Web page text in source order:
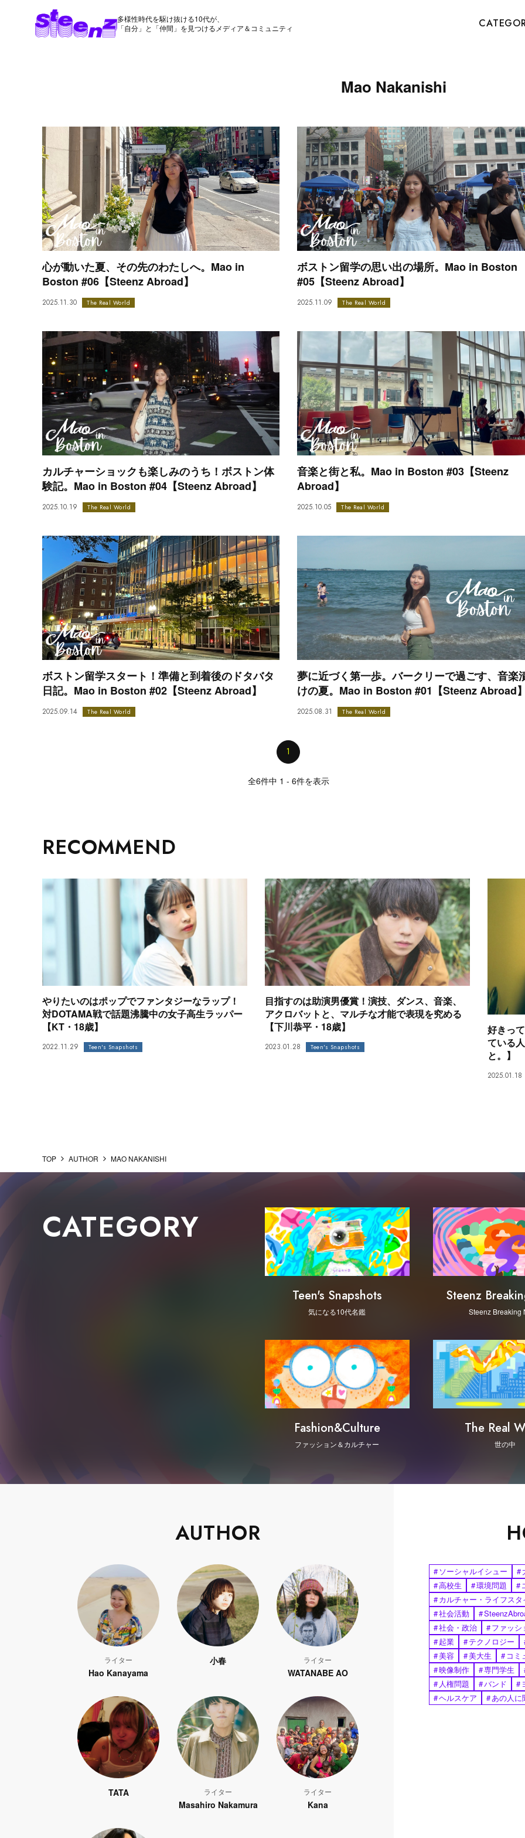
多様性時代を駆け抜ける10代が、
「自分」と「仲間」を見つけるメディア＆コミュニティ
Mao Nakanishi
心が動いた夏、その先のわたしへ。Mao in
Boston #06【Steenz Abroad】
2025.11.30 The Real World
ボストン留学の思い出の場所。Mao in Boston
#05【Steenz Abroad】
2025.11.09 The Real World
カルチャーショックも楽しみのうち！ボストン体
験記。Mao in Boston #04【Steenz Abroad】
2025.10.19 The Real World
音楽と街と私。Mao in Boston #03【Steenz
Abroad】
2025.10.05 The Real World
ボストン留学スタート！準備と到着後のドタバタ
日記。Mao in Boston #02【Steenz Abroad】
2025.09.14 The Real World
夢に近づく第一歩。バークリーで過ごす、音楽
けの夏。Mao in Boston #01【Steenz Abroad
2025.08.31 The Real World
1
全6件中 1 - 6件を表示
RECOMMEND
やりたいのはポップでファンタジーなラップ！
対DOTAMA戦で話題沸騰中の女子高生ラッパー
【KT・18歳】
2022.11.29 Teen's Snapshots
目指すのは助演男優賞！演技、ダンス、音楽、
アクロバットと、マルチな才能で表現を究める
【下川恭平・18歳】
2023.01.28 Teen's Snapshots
好きっ
ている
と。】
2025.01.18
TOP AUTHOR MAO NAKANISHI
CATEGORY
Teen's Snapshots
気になる10代名鑑
Steenz
Steenz Breaking
Fashion&Culture
ファッション＆カルチャー
The Real
世の中
AUTHOR
ライター
Hao Kanayama
小春 ライター
WATANABE AO
TATA ライター
Masahiro Nakamura
ライター
Kana
# ソーシャルイシュー #
#高校生 #環境問題 #
#カルチャー・ライフスタ
#社会活動 #
#社会・政治 #ファッシ
#起業 #テクノロジー
#美容 #美大生 # コミ
#映像制作 #専門学生
# 人権問題 #バンド #
#ヘルスケア #あの人に